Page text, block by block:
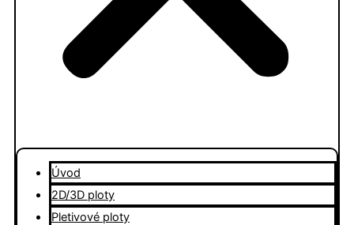
Úvod
2D/3D ploty
Pletivové ploty